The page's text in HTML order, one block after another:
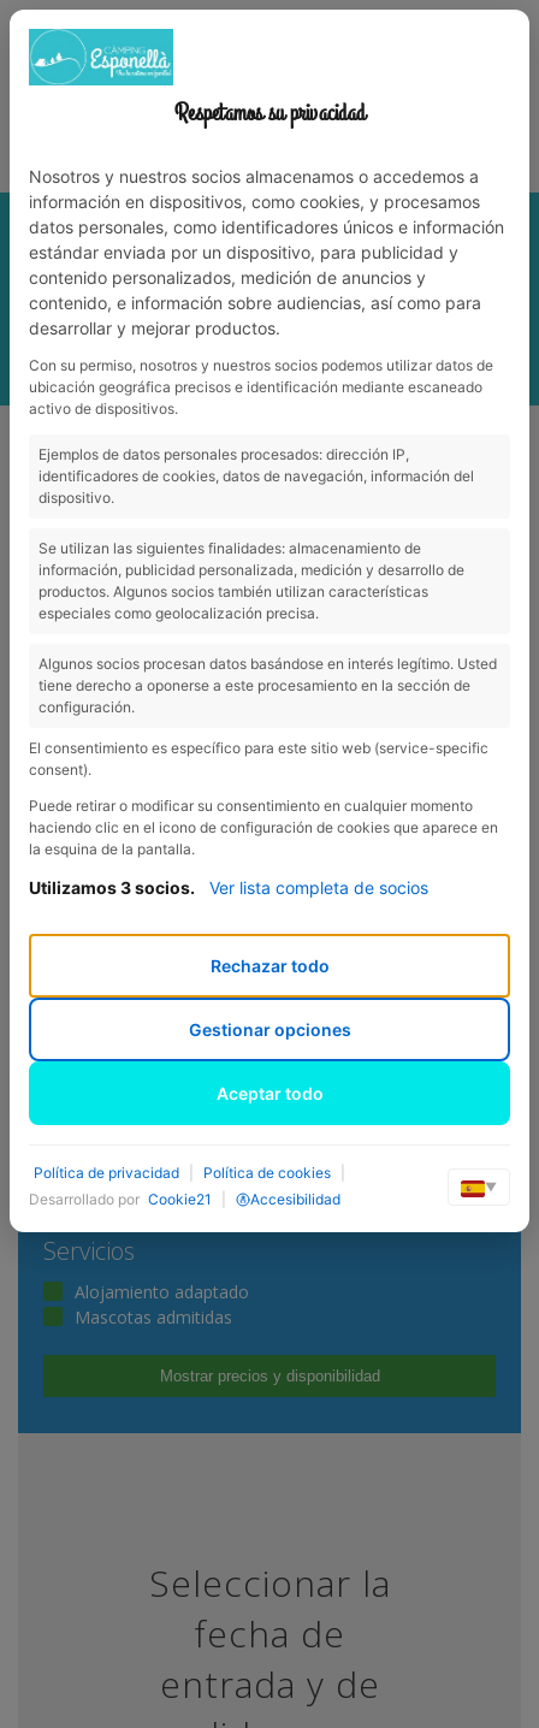
972 59 70 74
TRABAJA CON NOSOTROS
¡Vive la naturaleza en familia!
MENÚ
Reservas
Respetamos su privacidad
Nosotros y nuestros socios almacenamos o accedemos a
información en dispositivos, como cookies, y procesamos
datos personales, como identificadores únicos e información
estándar enviada por un dispositivo, para publicidad y
contenido personalizados, medición de anuncios y
contenido, e información sobre audiencias, así como para
desarrollar y mejorar productos.
Con su permiso, nosotros y nuestros socios podemos utilizar datos de
ubicación geográfica precisos e identificación mediante escaneado
activo de dispositivos.
Ejemplos de datos personales procesados: dirección IP,
identificadores de cookies, datos de navegación, información del
dispositivo.
Se utilizan las siguientes finalidades: almacenamiento de
información, publicidad personalizada, medición y desarrollo de
productos. Algunos socios también utilizan características
especiales como geolocalización precisa.
Algunos socios procesan datos basándose en interés legítimo. Usted
tiene derecho a oponerse a este procesamiento en la sección de
configuración.
El consentimiento es específico para este sitio web (service-specific
consent).
Puede retirar o modificar su consentimiento en cualquier momento
haciendo clic en el icono de configuración de cookies que aparece en
la esquina de la pantalla.
Utilizamos 3 socios. Ver lista completa de socios
Rechazar todo
Gestionar opciones
Aceptar todo
Política de privacidad Política de cookies
Desarrollado por Cookie21 Accesibilidad
▼